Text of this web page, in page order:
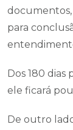
para
Dos 180 dias
ele ficará
De outro